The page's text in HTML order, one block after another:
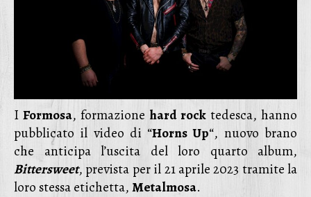
I Formosa, formazione hard rock tedesca, hanno
pubblicato il video di “Horns Up“, nuovo brano
che anticipa l’uscita del loro quarto album,
Bittersweet, prevista per il 21 aprile 2023 tramite la
loro stessa etichetta,Metalmosa.